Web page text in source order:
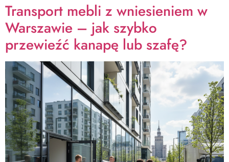
Transport mebli z wniesieniem w
Warszawie – jak szybko
przewieźć kanapę lub szafę?